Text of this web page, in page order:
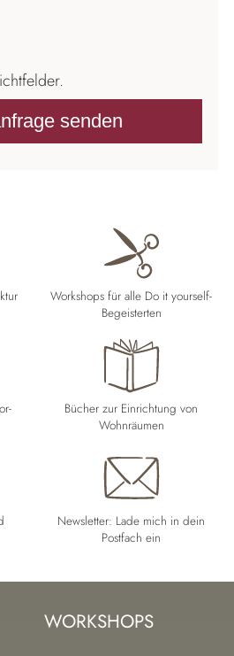
senden
Workshops für alle Do it yourself-
Begeisterten
Bücher zur Einrichtung von
Wohnräumen
Newsletter: Lade mich in dein
Postfach ein
WORKSHOPS